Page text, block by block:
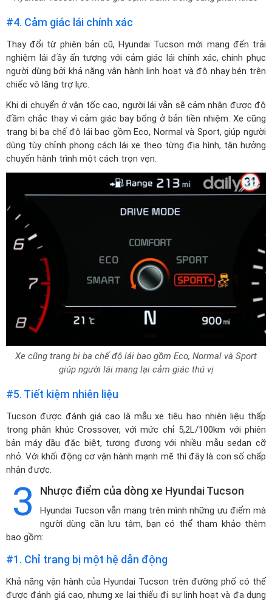
#4. Cảm giác lái chính xác
Thay đổi từ phiên bản cũ, Hyundai Tucson mới mang đến trải
nghiệm lái đầy ấn tượng với cảm giác lái chính xác, chinh phục
người dùng bởi khả năng vận hành linh hoạt và độ nhạy bén trên
chiếc vô lăng trợ lực.
Khi di chuyển ở vận tốc cao, người lái vẫn sẽ cảm nhận được độ
đầm chắc thay vì cảm giác bay bổng ở bản tiền nhiệm. Xe cũng
trang bị ba chế độ lái bao gồm Eco, Normal và Sport, giúp người
dùng tùy chỉnh phong cách lái xe theo từng địa hình, tận hưởng
chuyến hành trình một cách trọn vẹn.
Xe cũng trang bị ba chế độ lái bao gồm Eco, Normal và Sport
giúp người lái mang lại cảm giác thú vị
#5. Tiết kiệm nhiên liệu
Tucson được đánh giá cao là mẫu xe tiêu hao nhiên liệu thấp
trong phân khúc Crossover, với mức chỉ 5,2L/100km với phiên
bản máy dầu đặc biệt, tương đương với nhiều mẫu sedan cỡ
nhỏ. Với khối động cơ vận hành mạnh mẽ thì đây là con số chấp
nhận được.
3 Nhược điểm của dòng xe Hyundai Tucson
Hyundai Tucson vẫn mang trên mình những ưu điểm mà
người dùng cần lưu tâm, bạn có thể tham khảo thêm
bao gồm:
#1. Chỉ trang bị một hệ dẫn động
Khả năng vận hành của Hyundai Tucson trên đường phố có thể
được đánh giá cao, nhưng xe lại thiếu đi sự linh hoạt và đa dụng